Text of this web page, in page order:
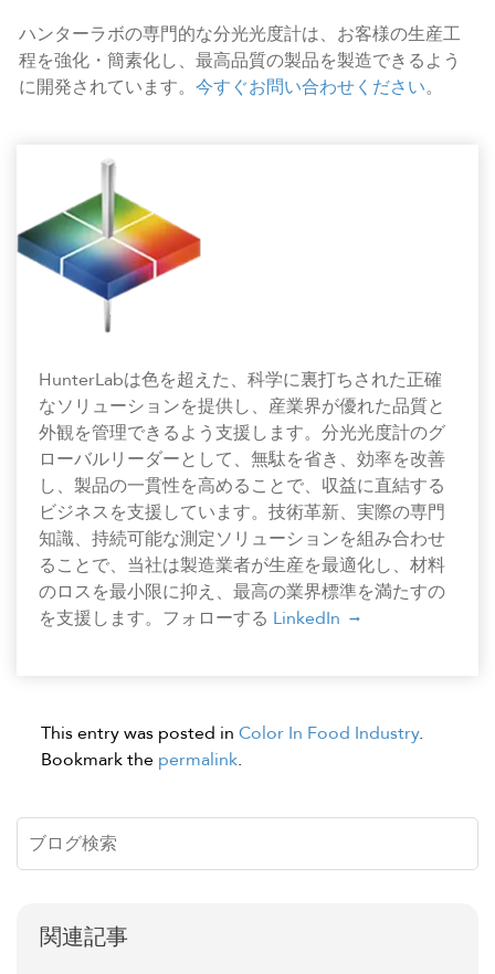
ハンターラボの専門的な分光光度計は、お客様の生産工
程を強化・簡素化し、最高品質の製品を製造できるよう
に開発されています。 今すぐお問い合わせください。
HunterLabは色を超えた、科学に裏打ちされた正確
なソリューションを提供し、産業界が優れた品質と
外観を管理できるよう支援します。分光光度計のグ
ローバルリーダーとして、無駄を省き、効率を改善
し、製品の一貫性を高めることで、収益に直結する
ビジネスを支援しています。技術革新、実際の専門
知識、持続可能な測定ソリューションを組み合わせ
ることで、当社は製造業者が生産を最適化し、材料
のロスを最小限に抑え、最高の業界標準を満たすの
を支援します。フォローする LinkedIn
This entry was posted in Color In Food Industry.
Bookmark the permalink.
関連記事